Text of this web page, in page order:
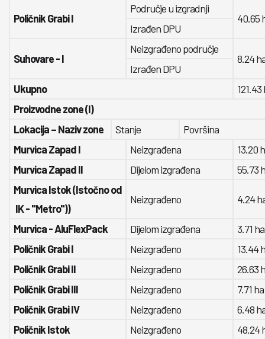
Poličnik Grabi I
Područje u izgradnji
40.65
Izrađen DPU
Suhovare - I
Neizgrađeno područje
8.24
Izrađen DPU
Ukupno
121.43
Proizvodne zone (I)
Lokacija – Naziv zone
Stanje
Površina
Murvica Zapad I
Neizgrađena
13.20
Murvica Zapad II
Dijelom izgrađena
55.73
Murvica Istok (Istočno od
IK - "Metro"))
Neizgrađeno 4.24
Murvica - AluFlexPack Dijelom izgrađena
3.71 ha
Poličnik Grabi I
Neizgrađeno
13.44
Poličnik Grabi II
Neizgrađeno
26.63
Poličnik Grabi III
Neizgrađeno
7.71 ha
Poličnik Grabi IV
Neizgrađeno
6.48
Poličnik Istok
Neizgrađeno
48.24